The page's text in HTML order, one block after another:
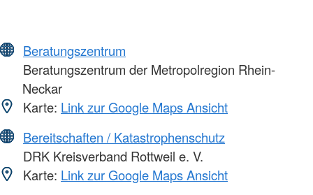
Beratungszentrum
Beratungszentrum der Metropolregion Rhein-
Neckar
Karte: Link zur Google Maps Ansicht
Bereitschaften / Katastrophenschutz
DRK Kreisverband Rottweil e. V.
Karte: Link zur Google Maps Ansicht